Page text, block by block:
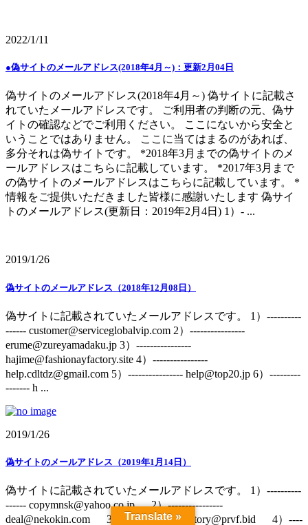
2022/1/11
●偽サイトのメールアドレス(2018年4月～)：更新2月04日
偽サイトのメールアドレス(2018年4月～) 偽サイトに記載さ
れていたメールアドレスです。 ご利用者の判断の元、偽サ
イトの確認などでご利用ください。 ここにないから安全と
いうことではありません。 ここに当てはまるのがあれば、
多分それは偽サイトです。 *2018年3月までの偽サイトのメ
ールアドレスはこちらに記載しています。 *2017年3月まで
の偽サイトのメールアドレスはこちらに記載しています。 *
情報をご提供いただきました皆様に感謝いたします 偽サイ
トのメールアドレス(更新日：2019年2月4日) 1）- ...
2019/1/26
偽サイトのメールアドレス（2018年12月08日）
偽サイトに記載されていたメールアドレスです。 1）----------
------ customer@serviceglobalvip.com 2）----------------
erume@zureyamadaku.jp 3）----------------
hajime@fashionayfactory.site 4）----------------
help.cdltdz@gmail.com 5）---------------- help@top20.jp 6）---------
------- h ...
2019/1/26
偽サイトのメールアドレス（2019年1月14日）
偽サイトに記載されていたメールアドレスです。 1）----------
------ copymnsk@yahoo.co.jp 2）----------------
deal@nekokin.com 3）---------------- factory@prvf.bid 4）----
Translate »